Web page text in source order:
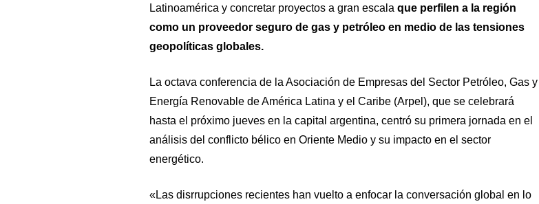
Latinoamérica y concretar proyectos a gran escala que perfilen a la región
como un proveedor seguro de gas y petróleo en medio de las tensiones
geopolíticas globales.
La octava conferencia de la Asociación de Empresas del Sector Petróleo, Gas y
Energía Renovable de América Latina y el Caribe (Arpel), que se celebrará
hasta el próximo jueves en la capital argentina, centró su primera jornada en el
análisis del conflicto bélico en Oriente Medio y su impacto en el sector
energético.
«Las disrrupciones recientes han vuelto a enfocar la conversación global en lo